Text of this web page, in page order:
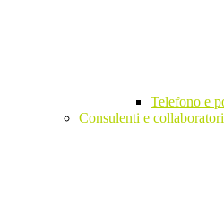
Telefono e
Consulenti e collaboratori